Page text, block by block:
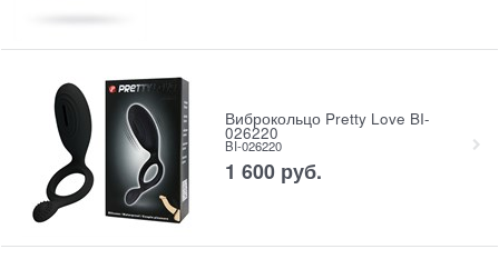
Виброкольцо Pretty Love BI-
026220
BI-026220
1 600 руб.